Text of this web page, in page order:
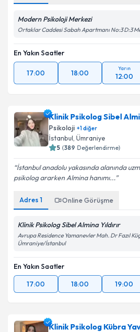
Modern Psikoloji Merkezi
Ortaklar Caddesi Sabah Apartmanı No:3 D:3
En Yakın Saatler
17:00 18:00
Yarın
12:00
Klinik Psikolog Sibel
Psikoloji +1diğer
İstanbul, Ümraniye
5 (389 Değerlendirme)
İstanbul anadolu yakasında alanında
psikolog ararken Almina hanımı...
Adres 1 Online Görüşme
Klinik Psikolog Sibel Almina Yıldırır
Avrupa Residence Yamanevler Mah. Dr Fazıl
Ümraniye/İstanbul
En Yakın Saatler
17:00
18:00 19:00
Klinik Psikolog Kübra